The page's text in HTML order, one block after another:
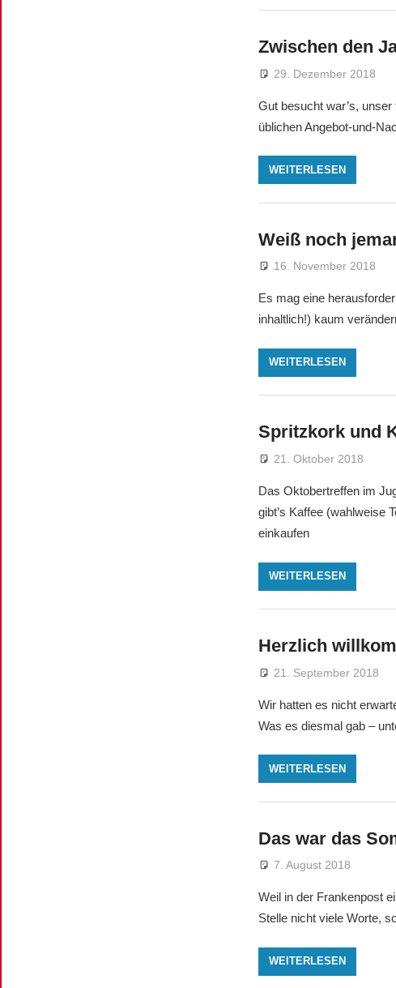
Zwischen den
29. Dezember 2018
Gut besucht war’s,
üblichen Angebot-und-
WEITERLESEN
Weiß noch
16. November 2018
Es mag eine
inhaltlich!) kaum
WEITERLESEN
Spritzkork und
21. Oktober 2018
Das Oktobertreffen im
gibt’s Kaffee (wahlweise
einkaufen
WEITERLESEN
Herzlich
21. September 2018
Wir hatten es nicht
Was es diesmal gab –
WEITERLESEN
Das war das
7. August 2018
Weil in der Frankenpost
Stelle nicht viele Worte,
WEITERLESEN